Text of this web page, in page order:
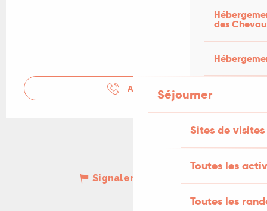
des
Séjourner
Sites de visites
Toutes les
Toutes les
APPELER
Signaler une erreur